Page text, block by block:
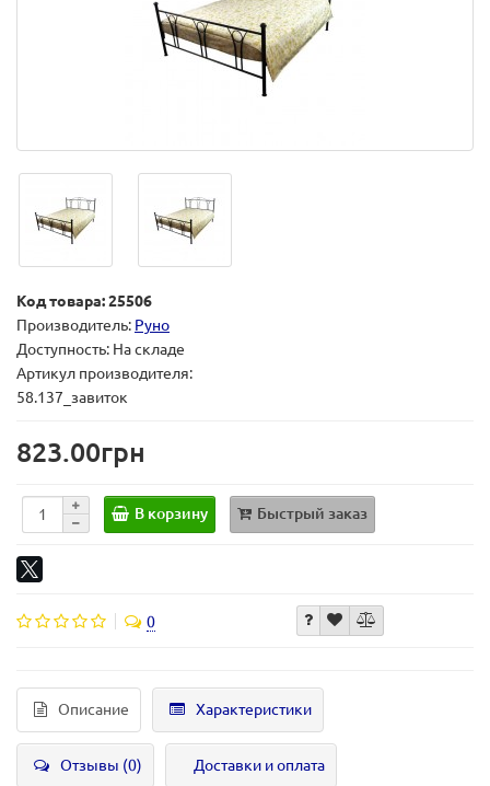
Код товара: 25506
Производитель: Руно
Доступность: На складе
Артикул производителя:
58.137_завиток
823.00грн
В корзину Быстрый заказ
0
Описание Характеристики
Отзывы (0) Доставки и оплата